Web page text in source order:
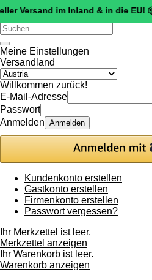
im Inland & in die EU! 📦 🇦🇹
die
oben
und
unten,
um
das
Ergebnis
zum
Meine Einstellungen
Versandland
Willkommen zurück!
E-Mail-Adresse
Passwort
Anmelden Anmelden
Kundenkonto erstellen
Gastkonto erstellen
Firmenkonto erstellen
Passwort vergessen?
Ihr Merkzettel ist leer.
Merkzettel anzeigen
Ihr Warenkorb ist leer.
Warenkorb anzeigen